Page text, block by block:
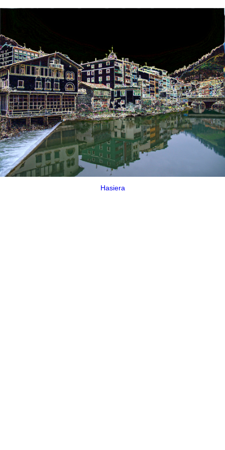
Hasiera